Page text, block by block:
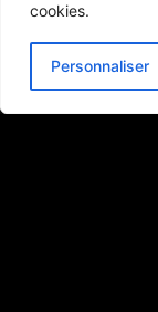
cookies.
Personnaliser